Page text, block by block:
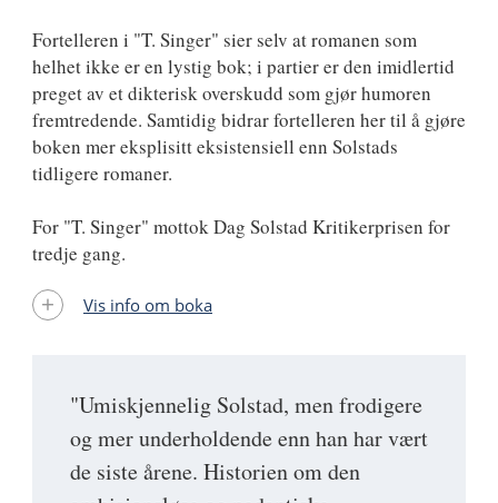
"Umiskjennelig Solstad, men frodigere
og mer underholdende enn han har vært
de siste årene. Historien om den
Fortelleren i "T. Singer" sier selv at romanen som
helhet ikke er en lystig bok; i partier er den imidlertid
preget av et dikterisk overskudd som gjør humoren
fremtredende. Samtidig bidrar fortelleren her til å gjøre
boken mer eksplisitt eksistensiell enn Solstads
tidligere romaner.
For "T. Singer" mottok Dag Solstad Kritikerprisen for
tredje gang.
Vis info om boka